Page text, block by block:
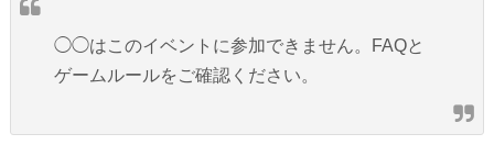
◯◯はこのイベントに参加できません。FAQと
ゲームルールをご確認ください。